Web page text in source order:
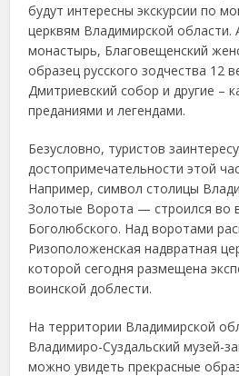
будут интересны экскурсии по
церквям Владимирской области.
монастырь, Благовещенский
образец русского зодчества 12
Дмитриевский собор и другие –
преданиями и легендами.
Безусловно, туристов
достопримечательности этой
Например, символ столицы
Золотые Ворота — строился во
Боголюбского. Над воротами
Ризоположенская надвратная
которой сегодня размещена
воинской доблести.
На территории Владимирской
Владимиро-Суздальский музей-
можно увидеть прекрасные